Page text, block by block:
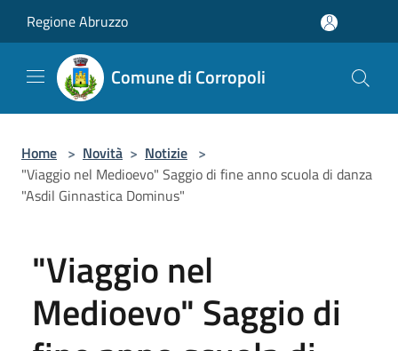
Regione Abruzzo
Comune di Corropoli
Home > Novità > Notizie >
"Viaggio nel Medioevo" Saggio di fine anno scuola di danza
"Asdil Ginnastica Dominus"
"Viaggio nel
Medioevo" Saggio di